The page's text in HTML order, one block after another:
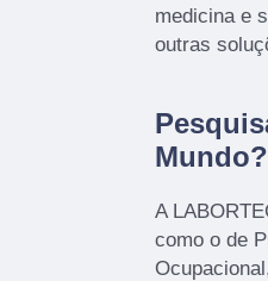
medicina e
outras
Mundo?
A
como o de